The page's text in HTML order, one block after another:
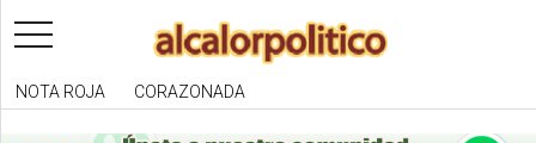
toggle
navigation
NOTA ROJA CORAZONADA